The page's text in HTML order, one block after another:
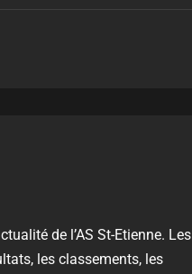
de l’AS St-Etienne. Les
les classements, les